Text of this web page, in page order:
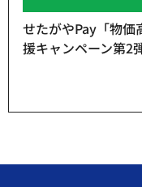
せたがやPay「物価
援キャンペーン第2